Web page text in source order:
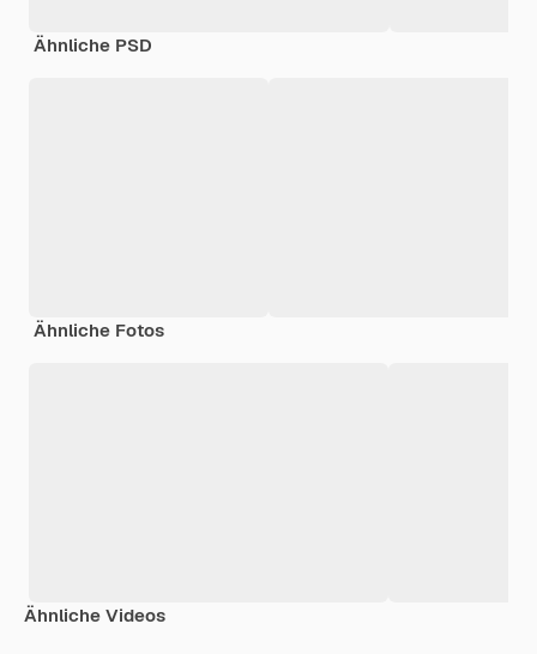
Ähnliche PSD
Ähnliche Fotos
Ähnliche Videos